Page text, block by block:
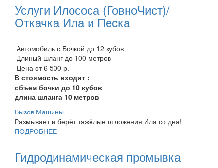
Услуги Илососа (ГовноЧист)/
Откачка Ила и Песка
Автомобиль с Бочкой до 12 кубов
Длиный шланг до 100 метров
Цена от 6 500 р.
В стоимость входит :
объем бочки до 10 кубов
длина шланга 10 метров
Вызов Машины
Размывает и берёт тяжёлые отложения Ила со дна!
ПОДРОБНЕЕ
Гидродинамическая промывка